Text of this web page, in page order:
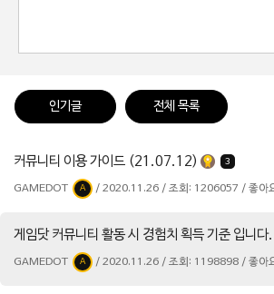
인기글 전체 목록
커뮤니티 이용 가이드 (21.07.12) 3
GAMEDOT A / 2020.11.26 / 조회: 1206057 / 좋아
게임닷 커뮤니티 활동 시 경험치 획득 기준 입니다.
GAMEDOT A / 2020.11.26 / 조회: 1198898 / 좋아